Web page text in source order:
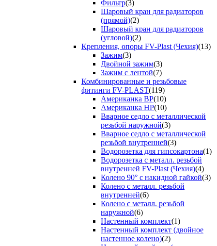
Фильтр(3)
Шаровый кран для радиаторов
(прямой)(2)
Шаровый кран для радиаторов
(угловой)(2)
Крепления, опоры FV-Plast (Чехия)(13)
Зажим(3)
Двойной зажим(3)
Зажим с лентой(7)
Комбинированные и резьбовые
фитинги FV-PLAST(119)
Американка ВР(10)
Американка НР(10)
Вварное седло с металлической
резьбой наружной(3)
Вварное седло с металлической
резьбой внутренней(3)
Водорозетка для гипсокартона(1)
Водорозетка с металл. резьбой
внутренней FV-Plast (Чехия)(4)
Колено 90° с накидной гайкой(3)
Колено с металл. резьбой
внутренней(6)
Колено с металл. резьбой
наружной(6)
Настенный комплект(1)
Настенный комплект (двойное
настенное колено)(2)